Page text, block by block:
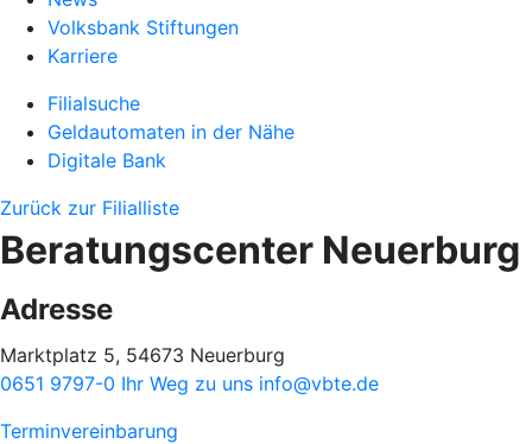
Volksbank Stiftungen
Karriere
Filialsuche
Geldautomaten in der Nähe
Digitale Bank
Zurück zur Filialliste
Beratungscenter Neuerburg
Adresse
Marktplatz 5, 54673 Neuerburg
0651 9797-0 Ihr Weg zu uns info@vbte.de
Terminvereinbarung